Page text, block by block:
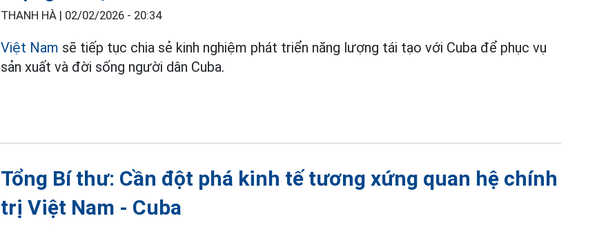
THANH HÀ | 02/02/2026 - 20:34
Việt Nam sẽ tiếp tục chia sẻ kinh nghiệm phát triển năng lượng tái tạo với Cuba để phục vụ
sản xuất và đời sống người dân Cuba.
Tổng Bí thư: Cần đột phá kinh tế tương xứng quan hệ chính
trị Việt Nam - Cuba